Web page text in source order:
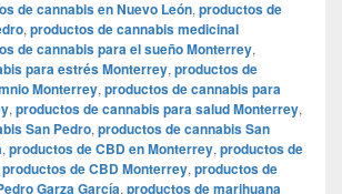
de cannabis en Nuevo León, productos de
, productos de cannabis medicinal
de cannabis para el sueño Monterrey,
para estrés Monterrey, productos de
Monterrey, productos de cannabis para
, productos de cannabis para salud Monterrey,
San Pedro, productos de cannabis San
, productos de CBD en Monterrey, productos de
productos de CBD Monterrey, productos de
Garza García, productos de marihuana